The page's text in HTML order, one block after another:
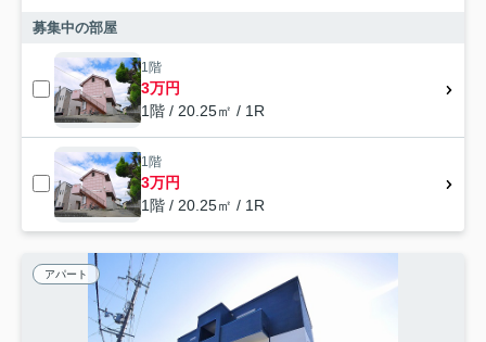
募集中の部屋
1階
3万円
1階 / 20.25㎡ / 1R
1階
3万円
1階 / 20.25㎡ / 1R
アパート